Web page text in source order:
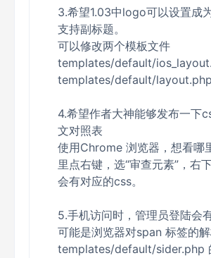
3.希望1.03中logo可以设置成
支持副标题。
可以修改两个模板文件
templates/default/
templates/default/layout.php
4.希望作者大神能够发布一下
文对照表
使用Chrome 浏览器，想看哪
里点右键，选“审查元素”，右
会有对应的css。
5.手机访问时，管理员登陆会
可能是浏览器对span 标签的
templates/default/sider.php